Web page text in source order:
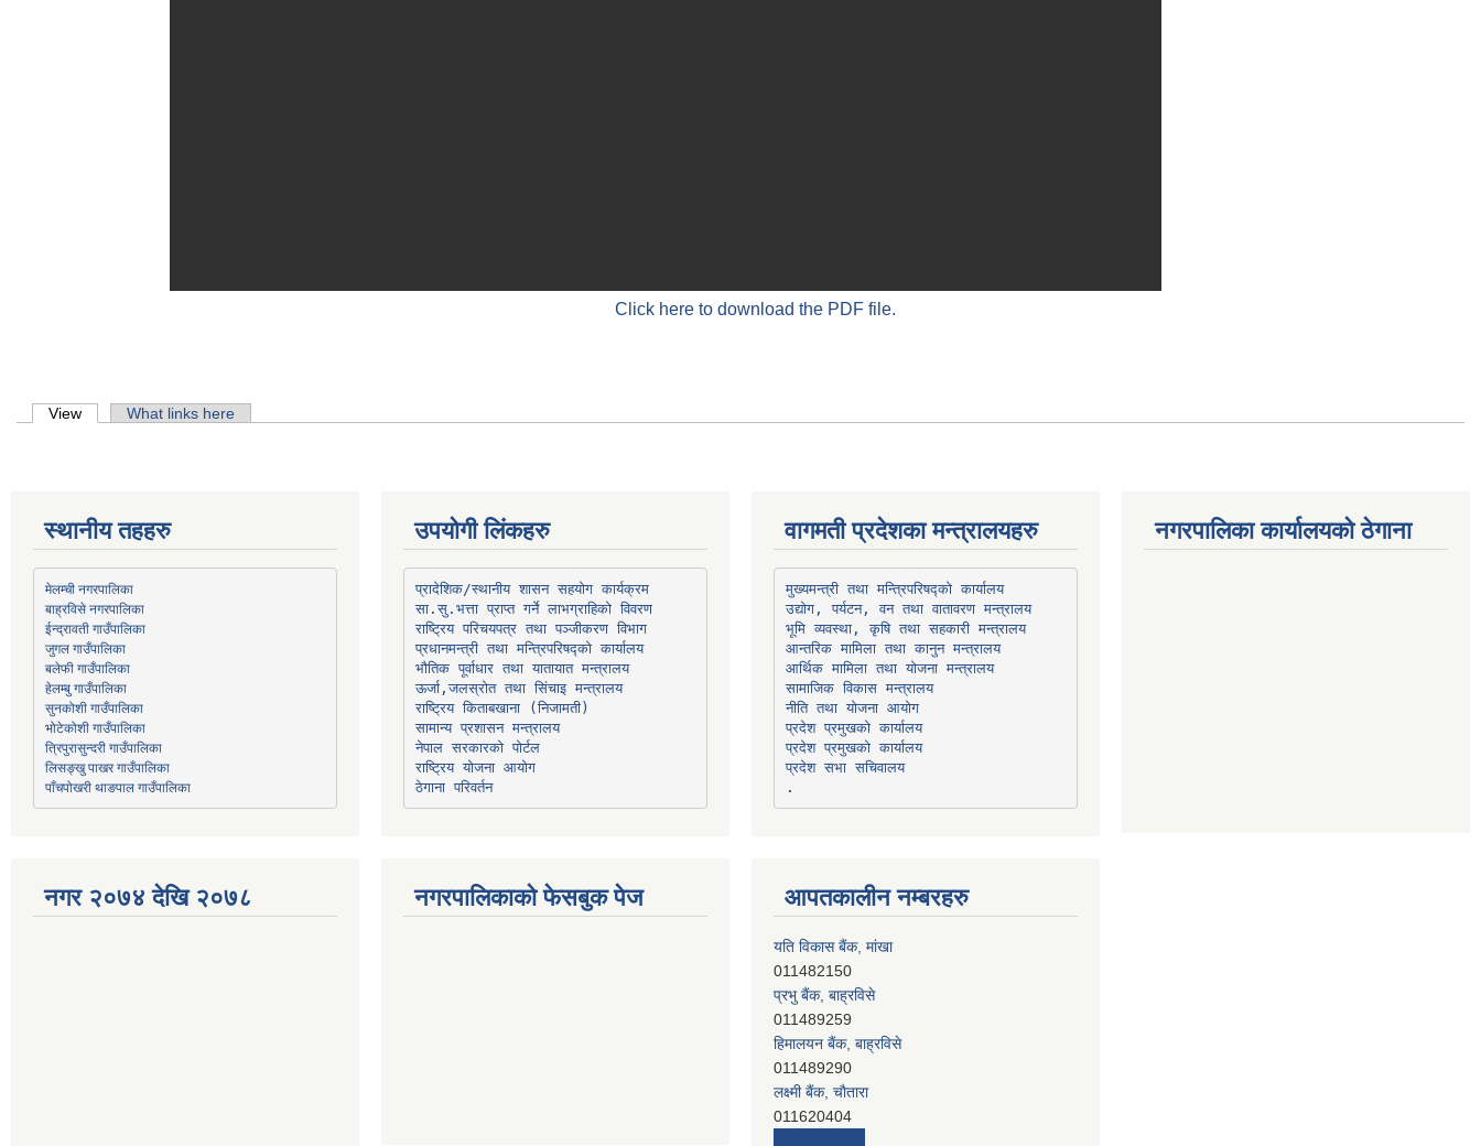
Click here to download the PDF file.
Primary tabs
View (active tab)What links here
स्थानीय तहहरु
मेलम्ची नगरपालिका
बाह्रविसे नगरपालिका
ईन्द्रावती गाउँपालिका
जुगल गाउँपालिका
बलेफी गाउँपालिका
हेलम्बु गाउँपालिका
सुनकोशी गाउँपालिका
भोटेकोशी गाउँपालिका
त्रिपुरासुन्दरी गाउँपालिका
लिसङ्खु पाखर गाउँपालिका
पाँचपोखरी थाङपाल गाउँपालिका
नगर २०७४ देखि २०७८
उपयोगी लिंकहरु
प्रादेशिक/स्थानीय शासन सहयोग कार्यक्रम
सा.सु.भत्ता प्राप्त गर्ने लाभग्राहिको विवरण
राष्ट्रिय परिचयपत्र तथा पञ्‍जीकरण विभाग
प्रधानमन्त्री तथा मन्त्रिपरिषद्को कार्यालय
भौतिक पूर्वाधार तथा यातायात मन्त्रालय
ऊर्जा,जलस्रोत तथा सिंचाइ मन्त्रालय
सामान्य प्रशासन मन्त्रालय
नेपाल सरकारको पोर्टल
राष्ट्रिय योजना आयोग
ठेगाना परिवर्तन
नगरपालिकाको फेसबुक पेज
वागमती प्रदेशका मन्त्रालयहरु
मुख्यमन्त्री तथा मन्त्रिपरिषद्को कार्यालय
उद्योग, पर्यटन, वन तथा वातावरण मन्त्रालय
भूमि व्यवस्था, कृषि तथा सहकारी मन्त्रालय
आन्तरिक मामिला तथा कानुन मन्त्रालय
आर्थिक मामिला तथा योजना मन्त्रालय
सामाजिक विकास मन्त्रालय
नीति तथा योजना आयोग
प्रदेश प्रमुखको कार्यालय
प्रदेश प्रमुखको कार्यालय
प्रदेश सभा सचिवालय
आपतकालीन नम्बरहरु
यति विकास बैंक, मांखा
011482150
प्रभु बैंक, बाह्रविसे
011489259
हिमालयन बैंक, बाह्रविसे
011489290
लक्ष्मी बैंक, चाैतारा
011620404
नगरपालिका कार्यालयको ठेगाना